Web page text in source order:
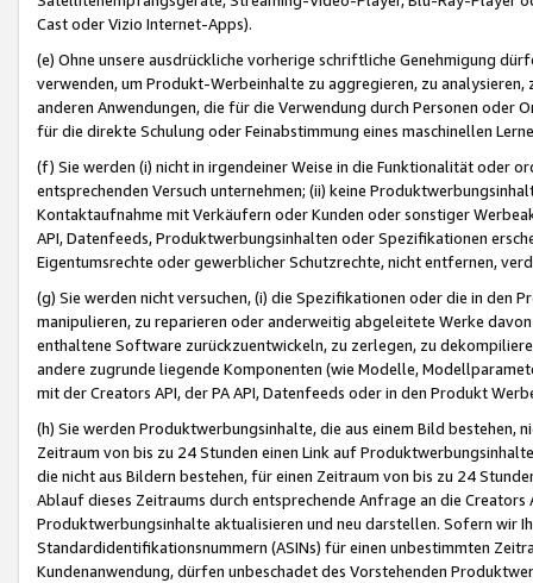
Cast oder Vizio Internet-Apps).
(e) Ohne unsere ausdrückliche vorherige schriftliche Genehmigung
verwenden, um Produkt-Werbeinhalte zu aggregieren, zu
anderen Anwendungen, die für die Verwendung durch Personen
für die direkte Schulung oder Feinabstimmung eines maschinellen
(f) Sie werden (i) nicht in irgendeiner Weise in die Funktionalität oder
entsprechenden Versuch unternehmen; (ii) keine
Kontaktaufnahme mit Verkäufern oder Kunden oder sonstiger
API, Datenfeeds, Produktwerbungsinhalten oder Spezifikationen
Eigentumsrechte oder gewerblicher Schutzrechte, nicht entfernen,
(g) Sie werden nicht versuchen, (i) die Spezifikationen oder die in
manipulieren, zu reparieren oder anderweitig abgeleitete Werke
enthaltene Software zurückzuentwickeln, zu zerlegen, zu
andere zugrunde liegende Komponenten (wie Modelle,
mit der Creators API, der PA API, Datenfeeds oder in den Produkt
(h) Sie werden Produktwerbungsinhalte, die aus einem Bild bestehen,
Zeitraum von bis zu 24 Stunden einen Link auf
die nicht aus Bildern bestehen, für einen Zeitraum von bis zu 24
Ablauf dieses Zeitraums durch entsprechende Anfrage an die
Produktwerbungsinhalte aktualisieren und neu darstellen. Sofern wir
Standardidentifikationsnummern (ASINs) für einen unbestimmten
Kundenanwendung, dürfen unbeschadet des Vorstehenden